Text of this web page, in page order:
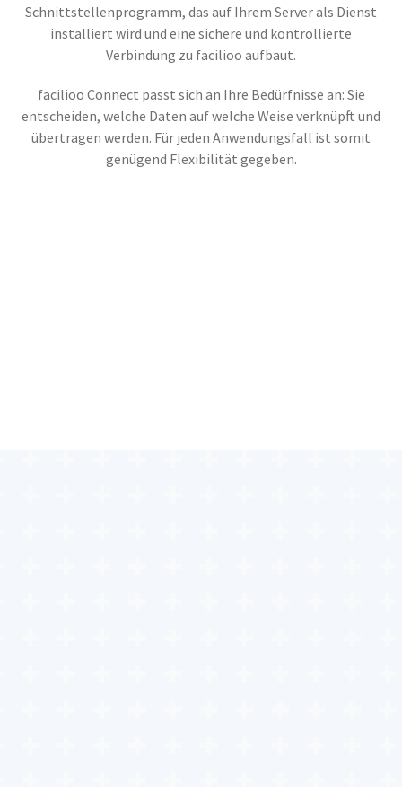
Schnittstellenprogramm, das auf Ihrem Server als Dienst
installiert wird und eine sichere und kontrollierte
Verbindung zu facilioo aufbaut.
facilioo Connect passt sich an Ihre Bedürfnisse an: Sie
entscheiden, welche Daten auf welche Weise verknüpft und
übertragen werden. Für jeden Anwendungsfall ist somit
genügend Flexibilität gegeben.